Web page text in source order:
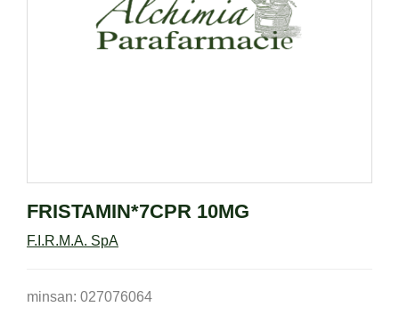
FRISTAMIN*7CPR 10MG
F.I.R.M.A. SpA
minsan: 027076064